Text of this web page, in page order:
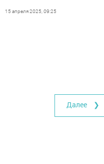
15 апреля 2025, 09:25
Далее ❯